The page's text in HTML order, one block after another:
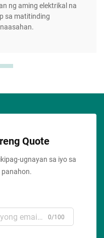
ng aming elektrikal na
sa matitinding
Quote
ugnayan sa iyo sa
panahon.
0/100